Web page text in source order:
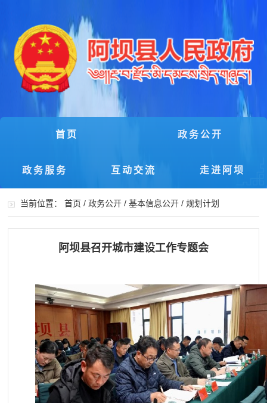
首页 政务公开
政务服务 互动交流 走进阿坝
当前位置：首页 /政务公开 /基本信息公开 /规划计划
阿坝县召开城市建设工作专题会